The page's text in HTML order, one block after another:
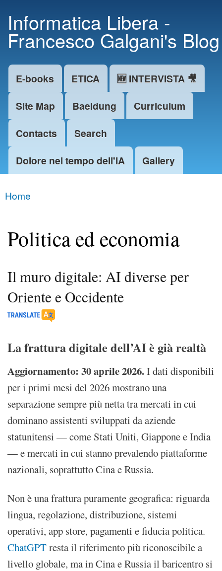
main
content
Informatica Libera -
Francesco Galgani's Blog
Main menu
E-books ETICA
🆕 INTERVISTA 🎥
Site Map
Baeldung
Curriculum
Contacts
Search
Dolore nel tempo dell'IA
Gallery
You are here
Home
Politica ed economia
Il muro digitale: AI diverse per
Oriente e Occidente
La frattura digitale dell’AI è già realtà
Aggiornamento: 30 aprile 2026.I dati disponibili
per i primi mesi del 2026 mostrano una
separazione sempre più netta tra mercati in cui
dominano assistenti sviluppati da aziende
statunitensi — come Stati Uniti, Giappone e India
— e mercati in cui stanno prevalendo piattaforme
nazionali, soprattutto Cina e Russia.
Non è una frattura puramente geografica: riguarda
lingua, regolazione, distribuzione, sistemi
operativi, app store, pagamenti e fiducia politica.
ChatGPTresta il riferimento più riconoscibile a
livello globale, ma in Cina e Russia il baricentro si